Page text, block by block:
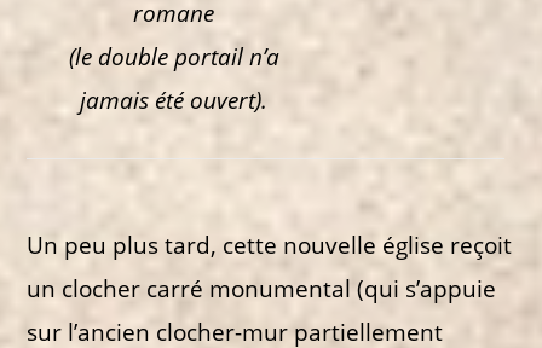
romane
(le double portail n’a
jamais été ouvert).
Un peu plus tard, cette nouvelle église reçoit
un clocher carré monumental (qui s’appuie
sur l’ancien clocher-mur partiellement